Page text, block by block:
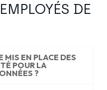
DE
EN PLACE DES
POUR LA
?